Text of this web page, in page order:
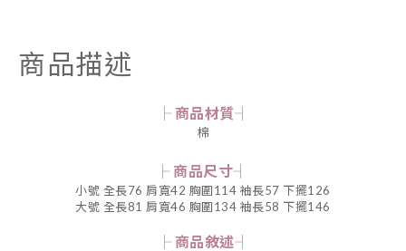
商品描述
├ 商品材質┤
棉
├ 商品尺寸┤
小號 全長76 肩寬42 胸圍114 袖長57 下擺126
大號 全長81 肩寬46 胸圍134 袖長58 下擺146
├ 商品敘述┤